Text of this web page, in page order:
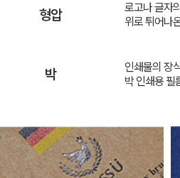
형압
로고나 글자
위로 튀어나
박
인쇄물의 장
박 인쇄용 필